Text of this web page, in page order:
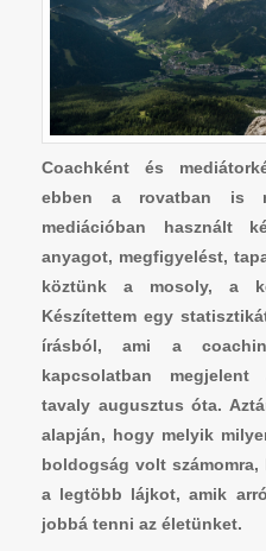
Coachként és
ebben a rovatban is
mediációban használt
anyagot, megfigyelést,
köztünk a mosoly, a
Készítettem egy
írásból, ami a
kapcsolatban
tavaly augusztus óta.
alapján, hogy melyik
boldogság volt
a legtöbb lájkot, amik
jobbá tenni az életünket.